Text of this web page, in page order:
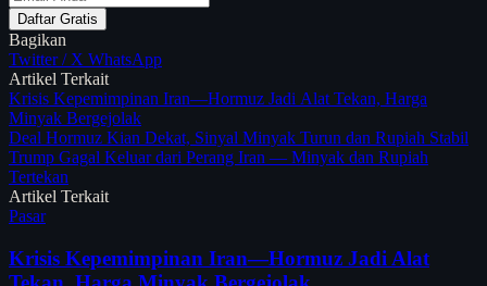
Daftar Gratis
Bagikan
Twitter / X WhatsApp
Artikel Terkait
Krisis Kepemimpinan Iran—Hormuz Jadi Alat Tekan, Harga
Minyak Bergejolak
Deal Hormuz Kian Dekat, Sinyal Minyak Turun dan Rupiah Stabil
Trump Gagal Keluar dari Perang Iran — Minyak dan Rupiah
Tertekan
Artikel Terkait
Pasar
Krisis Kepemimpinan Iran—Hormuz Jadi Alat